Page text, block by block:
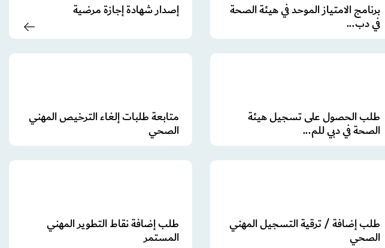
برنامج الامتياز الموحد في هيئة الصحة
في دب...
إصدار شهادة إجازة مرضية
طلب الحصول على تسجيل هيئة
الصحة في دبي للم...
متابعة طلبات إلغاء الترخيص المهني
الصحي
طلب إضافة / ترقية التسجيل المهني
الصحي
طلب إضافة نقاط التطوير المهني
المستمر